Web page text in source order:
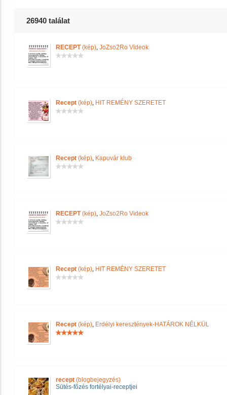
26940 találat
RECEPT(kép), JoZso2Ro Videok
Recept (kép), HIT REMÉNY SZERETET
Recept (kép), Kapuvár klub
RECEPT(kép), JoZso2Ro Videok
Recept (kép), HIT REMÉNY SZERETET
Recept (kép), Erdélyi keresztények-HATÁROK NÉLKÜL
recept (blogbejegyzés)
Sütés-főzés fortélyai-receptjei